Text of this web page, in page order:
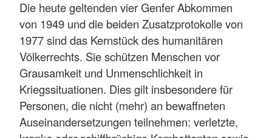
Die heute geltenden vier Genfer Abkommen
von 1949 und die beiden Zusatzprotokolle von
1977 sind das Kernstück des humanitären
Völkerrechts. Sie schützen Menschen vor
Grausamkeit und Unmenschlichkeit in
Kriegssituationen. Dies gilt insbesondere für
Personen, die nicht (mehr) an bewaffneten
Auseinandersetzungen teilnehmen: verletzte,